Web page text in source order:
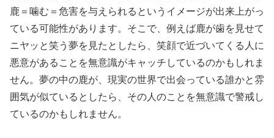
鹿＝噛む＝危害を与えられるというイメージが出来上がっ
ている可能性があります。そこで、例えば鹿が歯を見せて
ニヤッと笑う夢を見たとしたら、笑顔で近づいてくる人に
悪意があることを無意識がキャッチしているのかもしれま
せん。夢の中の鹿が、現実の世界で出会っている誰かと雰
囲気が似ているとしたら、その人のことを無意識で警戒し
ているのかもしれません。